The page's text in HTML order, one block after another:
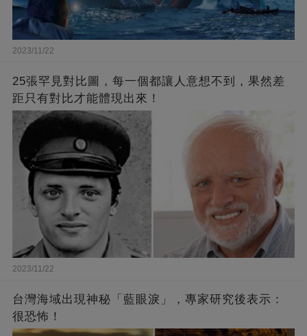
2023/11/22
25張罕見對比圖，每一個都讓人意想不到，果然差
距只有對比才能體現出來！
2023/11/22
台灣海域出現神秘「藍眼淚」，專家研究後表示：
很恐怖！